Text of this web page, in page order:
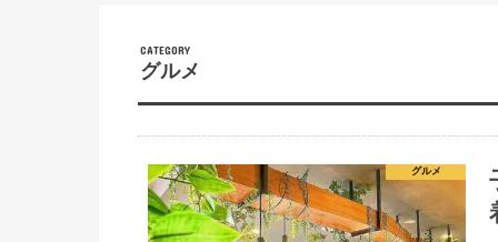
グルメ
グルメ